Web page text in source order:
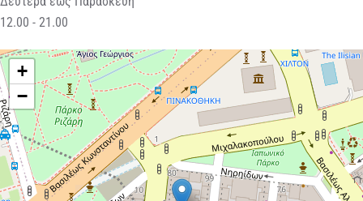
12.00 - 21.00
+
−